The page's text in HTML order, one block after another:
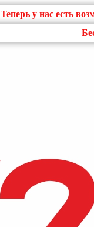
Теперь у нас есть